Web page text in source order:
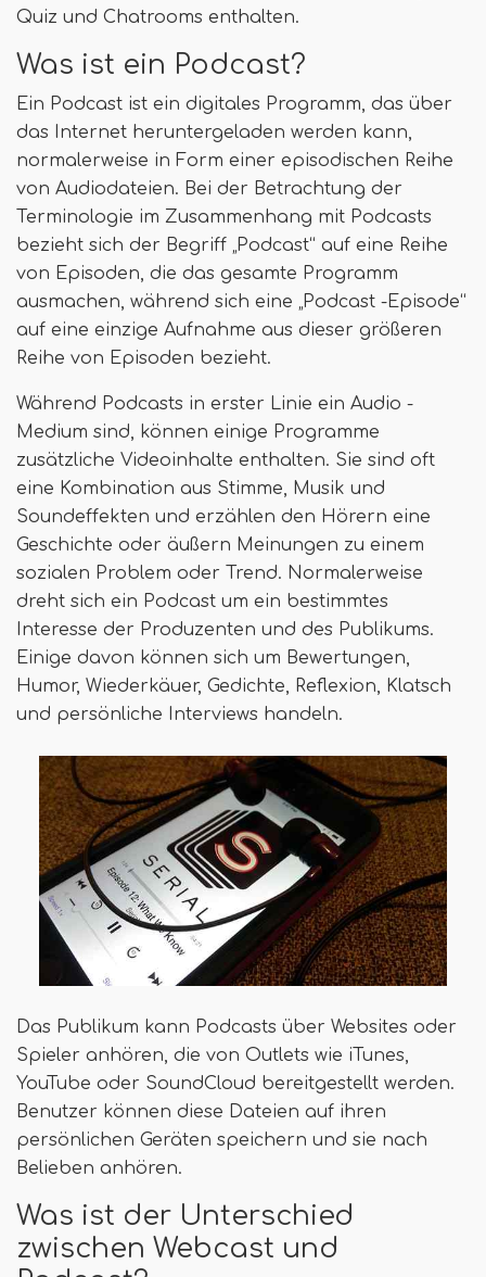
Quiz und Chatrooms enthalten.
Was ist ein Podcast?
Ein Podcast ist ein digitales Programm, das über
das Internet heruntergeladen werden kann,
normalerweise in Form einer episodischen Reihe
von Audiodateien. Bei der Betrachtung der
Terminologie im Zusammenhang mit Podcasts
bezieht sich der Begriff „Podcast“ auf eine Reihe
von Episoden, die das gesamte Programm
ausmachen, während sich eine „Podcast -Episode“
auf eine einzige Aufnahme aus dieser größeren
Reihe von Episoden bezieht.
Während Podcasts in erster Linie ein Audio -
Medium sind, können einige Programme
zusätzliche Videoinhalte enthalten. Sie sind oft
eine Kombination aus Stimme, Musik und
Soundeffekten und erzählen den Hörern eine
Geschichte oder äußern Meinungen zu einem
sozialen Problem oder Trend. Normalerweise
dreht sich ein Podcast um ein bestimmtes
Interesse der Produzenten und des Publikums.
Einige davon können sich um Bewertungen,
Humor, Wiederkäuer, Gedichte, Reflexion, Klatsch
und persönliche Interviews handeln.
Das Publikum kann Podcasts über Websites oder
Spieler anhören, die von Outlets wie iTunes,
YouTube oder SoundCloud bereitgestellt werden.
Benutzer können diese Dateien auf ihren
persönlichen Geräten speichern und sie nach
Belieben anhören.
Was ist der Unterschied
zwischen Webcast und